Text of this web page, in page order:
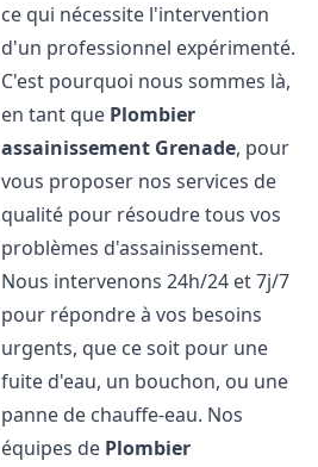
ce qui nécessite l'intervention
d'un professionnel expérimenté.
C'est pourquoi nous sommes là,
en tant que Plombier
assainissement Grenade, pour
vous proposer nos services de
qualité pour résoudre tous vos
problèmes d'assainissement.
Nous intervenons 24h/24 et 7j/7
pour répondre à vos besoins
urgents, que ce soit pour une
fuite d'eau, un bouchon, ou une
panne de chauffe-eau. Nos
équipes de Plombier